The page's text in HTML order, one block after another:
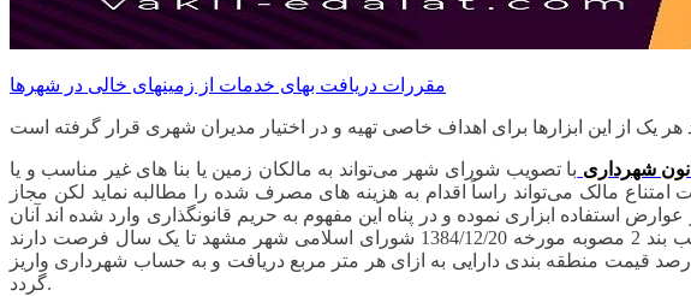
مقررات دریافت بهای خدمات از زمینهای خالی در شهرها
با تصویب شورای شهر می‌تواند به مالکان زمین یا بنا های غیر مناسب و یا
مالک می‌تواند راساً اقدام به هزینه های مصرف شده را مطالبه نماید لکن مجاز
استفاده ابزاری نموده و در پناه این مفهوم به حریم قانونگذاری وارد شده اند آنان
به شهرداری اجازه دادند بدون ارائه خدمات شهری از شهروندان عوارض دریافت نماید. مالکان اراضی محصور به موجب بند 2 مصوبه مورخه 1384/12/20 شورای اسلامی شهر مشهد تا یک سال فرصت دارند
احداث ساختمان از شهرداری منطقه مربوطه پروانه دریافت نمایند در غیر این صورت سالانه عوارضی معادل 10 درصد قیمت منطقه بندی دارایی به ازای هر متر مربع دریافت و به حساب شهرداری واریز
گردد.